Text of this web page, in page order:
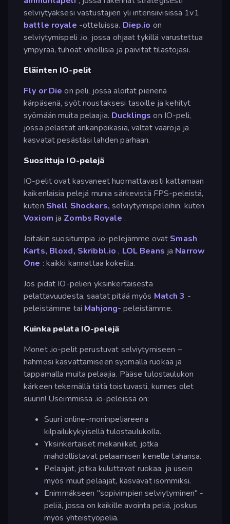
selviytyäksesi vastustajien yli intensiivisissä 1v1
battle royale -otteluissa. Diep.io on
selviytymispeli .io, jossa ohjaat tykillä varustettua
ympyrää, tuhoat vihollisia ja päivität tilastojasi.
Eläinten IO-pelit
Fly or Die on peli, jossa aloitat pienenä
kärpäsenä, syöt noustaksesi tasoille ja kehityt
syömään muita pelaajia. Ducklings on IO-peli,
jossa pelastat ankanpoikasia, vältät vaaroja ja
kasvatat pesästäsi lahden parhaan.
Suosittuja IO-pelejä
IO-pelit ovat kasvaneet huomattavasti kattamaan
kaikenlaisia pelejä munia särkevistä FPS-peleistä,
kuten Shell Shockers, selviytymispeleihin, kuten
Voxiom ja Zombs Royale .
Joitakin suositumpia .io-pelejämme ovat Smash
Karts, Bloxd, Skribbl.io , LOL Beans ja Narrow
One : kaikki kannattaa kokeilla.
Jos pidät IO-pelien yksinkertaisesta
pelattavuudesta, saatat pitää myös Match 3 -
peleistämme tai Mahjong- peleistämme.
Kuinka pelata IO-pelejä
Monet .io-pelit perustuvat selviytymiseen –
hahmosi kasvattamiseen syömällä ruokaa ja
tappamalla muita pelaajia. Pääse tulostaulukon
kärkeen tekemällä tätä toistuvasti, kunnes olet
suurin! Useimmissa .io-peleissä on:
Suuri online-moninpeliareena
kilpailukykyisellä tulostaulukolla.
Yksinkertaiset mekaniikat, jotka
mahdollistavat pelaamisen kenelle tahansa.
Pelaajat, jotka kuluttavat ruokaa, ja usein
myös muut pelaajat, kasvavat isommiksi.
Enimmäkseen "sopivimpien selviytyminen" -
peliä, jossa on kaikille avointa peliä, joskus
myös yhteistyöpeliä.